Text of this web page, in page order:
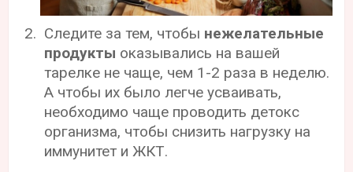
Следите за тем, чтобы нежелательные
продукты оказывались на вашей
тарелке не чаще, чем 1-2 раза в неделю.
А чтобы их было легче усваивать,
необходимо чаще проводить детокс
организма, чтобы снизить нагрузку на
иммунитет и ЖКТ.